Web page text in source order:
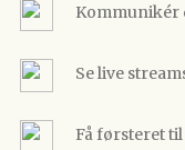
Kommunikér
Se live
Få førsteret